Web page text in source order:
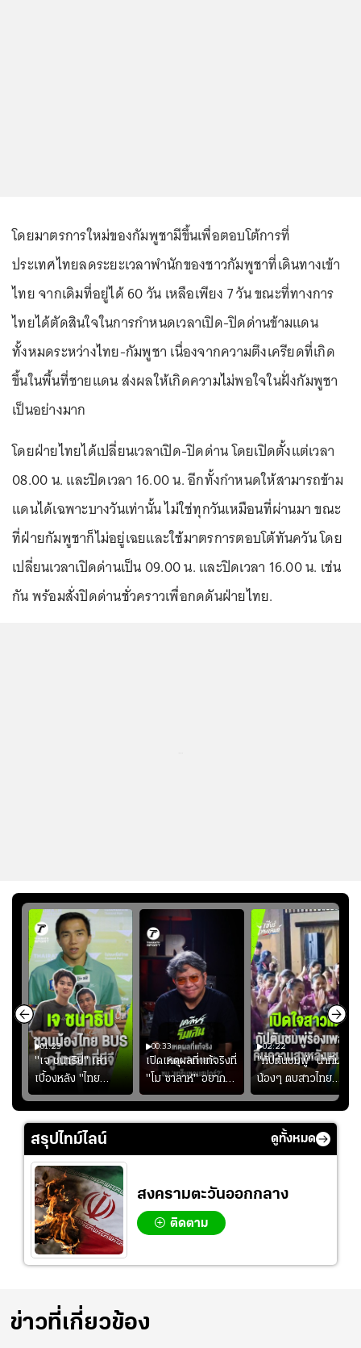
โดยมาตรการใหม่ของกัมพูชามีขึ้นเพื่อตอบโต้การที่
ประเทศไทยลดระยะเวลาพำนักของชาวกัมพูชาที่เดินทางเข้า
ไทย จากเดิมที่อยู่ได้ 60 วัน เหลือเพียง 7 วัน ขณะที่ทางการ
ไทยได้ตัดสินใจในการกำหนดเวลาเปิด-ปิดด่านข้ามแดน
ทั้งหมดระหว่างไทย-กัมพูชา เนื่องจากความตึงเครียดที่เกิด
ขึ้นในพื้นที่ชายแดน ส่งผลให้เกิดความไม่พอใจในฝั่งกัมพูชา
เป็นอย่างมาก
โดยฝ่ายไทยได้เปลี่ยนเวลาเปิด-ปิดด่าน โดยเปิดตั้งแต่เวลา
08.00 น. และปิดเวลา 16.00 น. อีกทั้งกำหนดให้สามารถข้าม
แดนได้เฉพาะบางวันเท่านั้น ไม่ใช่ทุกวันเหมือนที่ผ่านมา ขณะ
ที่ฝ่ายกัมพูชาก็ไม่อยู่เฉยและใช้มาตรการตอบโต้ทันควัน โดย
เปลี่ยนเวลาเปิดด่านเป็น 09.00 น. และปิดเวลา 16.00 น. เช่น
กัน พร้อมสั่งปิดด่านชั่วคราวเพื่อกดดันฝ่ายไทย.
01:23
"เจ ชนาธิป" เล่า
เบื้องหลัง "ไทย
BUS" บังเอิญเจอขอ
ถ่ายรูปที่ฟู้ดแลนด์
00:33
เปิดเหตุผลที่แท้จริงที่
"โม ซาลาห์" อยาก
ย้ายซบ "แทร็บซอนส
ปอร์"
02:22
"กัปตันชมพู่" นำทีม
น้องๆ ตบสาวไทย
ปล่อยจอย โชว์ลูกคอ
สเต็ปเต้น "เปิดใจ
สาวแต"
สรุปไทม์ไลน์ ดูทั้งหมด
สงครามตะวันออกกลาง
ติดตาม
ข่าวที่เกี่ยวข้อง